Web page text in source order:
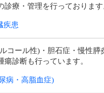
療・管理を行っております
疾患
コール性)・胆石症・慢性膵
診断も行っています。
病・高脂血症)